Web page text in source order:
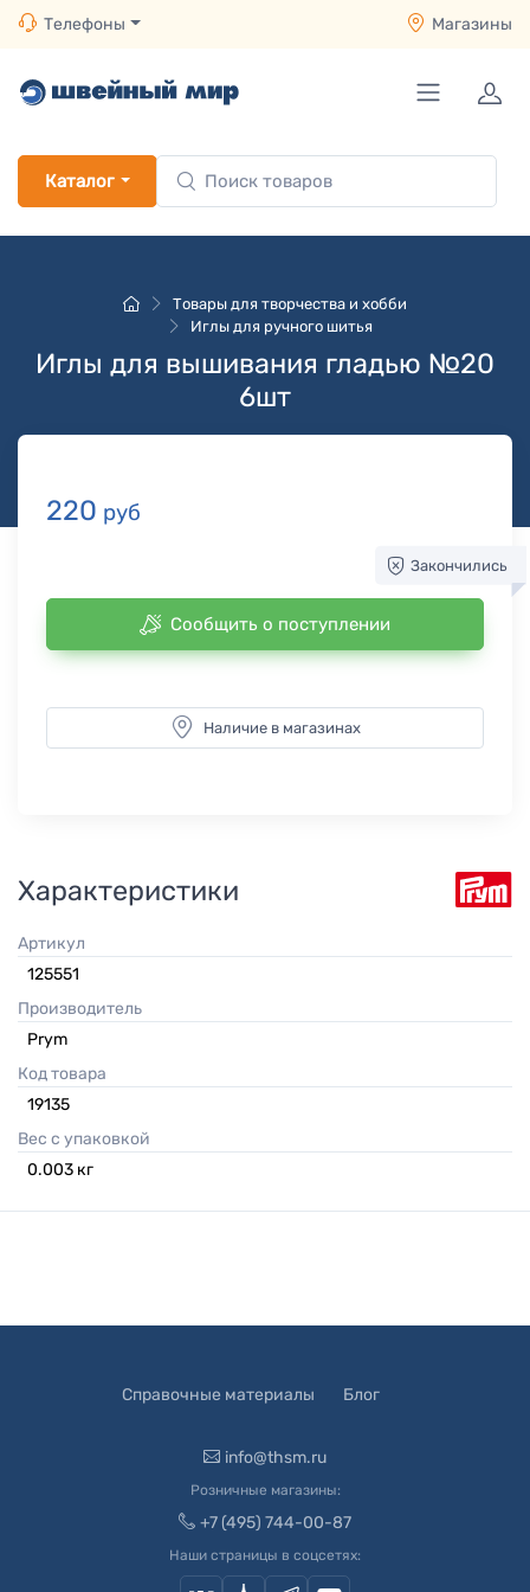
Телефоны Магазины
Каталог
Товары для творчества и хобби
Иглы для ручного шитья
Иглы для вышивания гладью №20
6шт
220 руб
Закончились
Сообщить о поступлении
Наличие в магазинах
Характеристики
Артикул
125551
Производитель
Prym
Код товара
19135
Вес с упаковкой
0.003 кг
Справочные материалы Блог
info@thsm.ru
Розничные магазины:
+7 (495) 744-00-87
Наши страницы в соцсетях: